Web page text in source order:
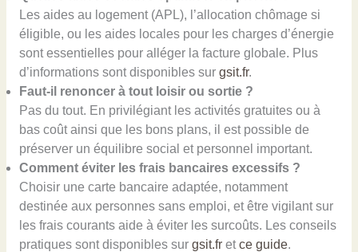
Les aides au logement (APL), l’allocation chômage si
éligible, ou les aides locales pour les charges d’énergie
sont essentielles pour alléger la facture globale. Plus
d’informations sont disponibles sur gsit.fr.
Faut-il renoncer à tout loisir ou sortie ?
Pas du tout. En privilégiant les activités gratuites ou à
bas coût ainsi que les bons plans, il est possible de
préserver un équilibre social et personnel important.
Comment éviter les frais bancaires excessifs ?
Choisir une carte bancaire adaptée, notamment
destinée aux personnes sans emploi, et être vigilant sur
les frais courants aide à éviter les surcoûts. Les conseils
pratiques sont disponibles sur gsit.fretce guide.